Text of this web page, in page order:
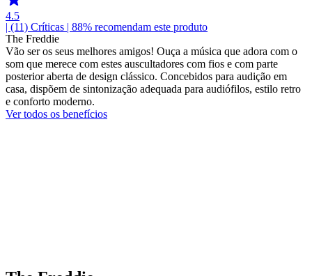
4.5
| (11) Críticas | 88% recomendam este produto
The Freddie
Vão ser os seus melhores amigos! Ouça a música que adora com o
som que merece com estes auscultadores com fios e com parte
posterior aberta de design clássico. Concebidos para audição em
casa, dispõem de sintonização adequada para audiófilos, estilo retro
e conforto moderno.
Ver todos os benefícios